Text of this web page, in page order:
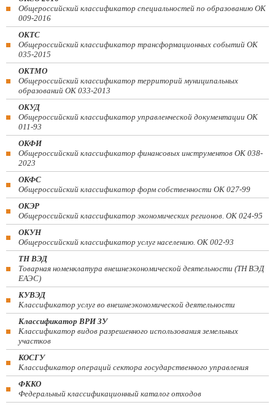
Общероссийский классификатор специальностей по образованию ОК
009-2016
ОКТС
Общероссийский классификатор трансформационных событий ОК
035-2015
ОКТМО
Общероссийский классификатор территорий муниципальных
образований ОК 033-2013
ОКУД
Общероссийский классификатор управленческой документации ОК
011-93
ОКФИ
Общероссийский классификатор финансовых инструментов OK 038-
2023
ОКФС
Общероссийский классификатор форм собственности ОК 027-99
ОКЭР
Общероссийский классификатор экономических регионов. ОК 024-95
ОКУН
Общероссийский классификатор услуг населению. ОК 002-93
ТН ВЭД
Товарная номенклатура внешнеэкономической деятельности (ТН ВЭД
ЕАЭС)
КУВЭД
Классификатор услуг во внешнеэкономической деятельности
Классификатор ВРИ ЗУ
Классификатор видов разрешенного использования земельных
участков
КОСГУ
Классификатор операций сектора государственного управления
ФККО
Федеральный классификационный каталог отходов